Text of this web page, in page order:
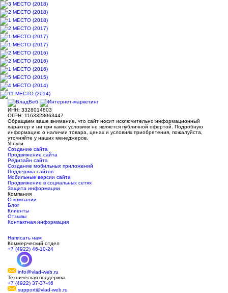
ИНН: 3328014803
ОГРН: 1163328063447
Обращаем ваше внимание, что сайт носит исключительно информационный
характер и ни при каких условиях не является публичной офертой. Подробную
информацию о наличии товара, ценах и условиях приобретения, пожалуйста,
уточняйте у наших менеджеров.
Услуги
Создание сайта
Продвижение сайта
Редизайн сайта
Создание мобильных приложений
Поддержка сайтов
Мобильные версии сайта
Продвижение в социальных сетях
Защита информации
Компания
О компании
Блог
Клиенты
Отзывы
Контактная информация
Написать нам
Коммерческий отдел
+7 (4922) 46-10-24
info@vlad-web.ru
Техническая поддержка
+7 (4922) 37-37-46
support@vlad-web.ru